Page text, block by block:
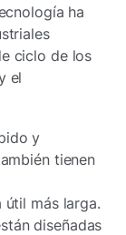
ha
ciclo de los
el
y
tienen
más larga.
diseñadas